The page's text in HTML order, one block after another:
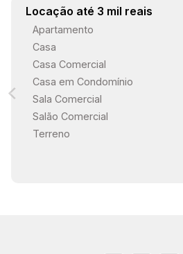
Locação até 3 mil reais
Apartamento
Casa
Casa Comercial
Casa em Condomínio
Sala Comercial
Salão Comercial
Terreno